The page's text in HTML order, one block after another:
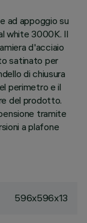
ad appoggio su
white 3000K. Il
d'acciaio
satinato per
di chiusura
perimetro e il
del prodotto.
tramite
a plafone
596x596x13